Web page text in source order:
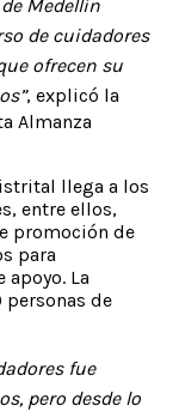
Medellín
de cuidadores
ofrecen su
, explicó la
Almanza
llega a los
entre ellos,
promoción de
para
La
de
fue
pero desde lo